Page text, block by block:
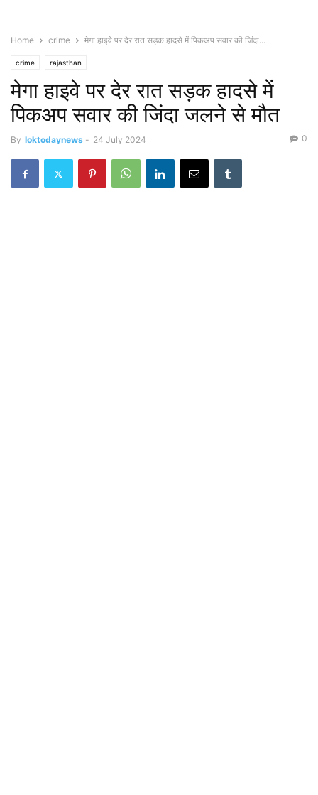
Home crime मेगा हाइवे पर देर रात सड़क हादसे में पिकअप सवार की जिंदा...
crime rajasthan
मेगा हाइवे पर देर रात सड़क हादसे में
पिकअप सवार की जिंदा जलने से मौत
By loktodaynews - 24 July 2024 0